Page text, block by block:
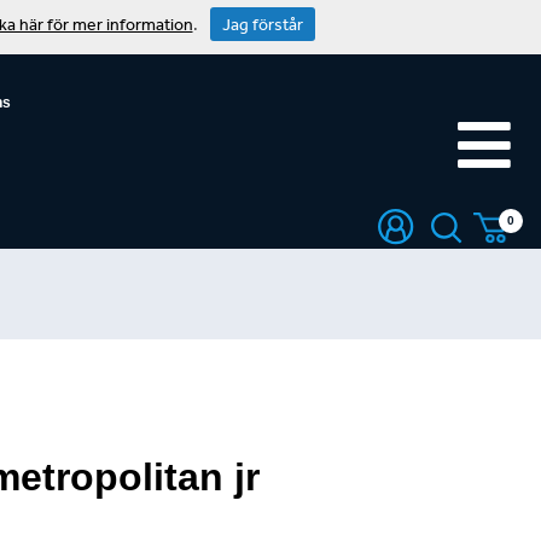
0
jr
här för mer information. Jag förstår